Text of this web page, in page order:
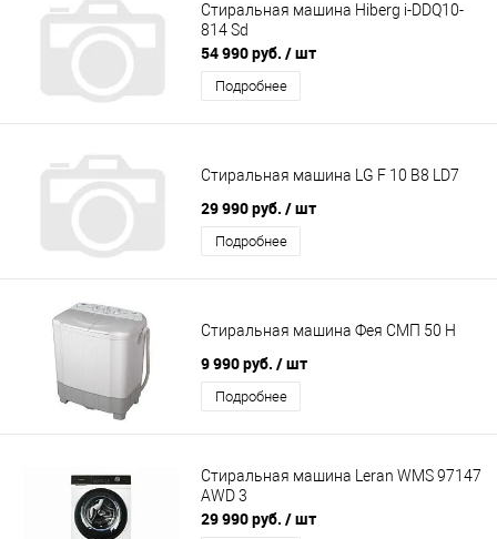
Стиральная машина Hiberg i-DDQ10-
814 Sd
54 990 руб. / шт
Подробнее
Стиральная машина LG F 10 B8 LD7
29 990 руб. / шт
Подробнее
Стиральная машина Фея СМП 50 Н
9 990 руб. / шт
Подробнее
Стиральная машина Leran WMS 97147
AWD 3
29 990 руб. / шт